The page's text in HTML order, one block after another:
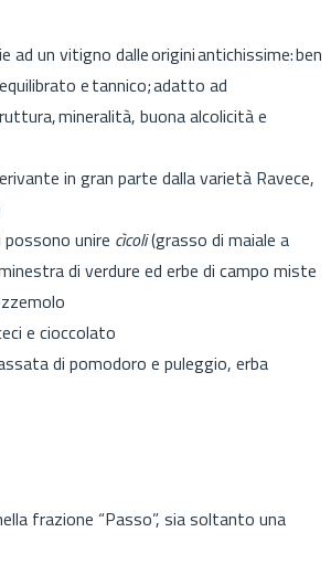
un vitigno dalle origini antichissime: ben
e tannico; adatto ad
mineralità, buona alcolicità e
in gran parte dalla varietà Ravece,
unire cìcoli(grasso di maiale a
di verdure ed erbe di campo miste
e cioccolato
di pomodoro e puleggio, erba
frazione “Passo”, sia soltanto una